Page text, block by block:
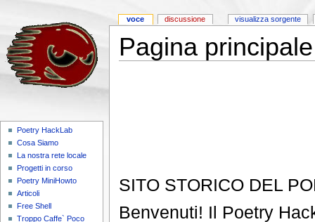
Pagina principale
SITO STORICO DEL
Benvenuti! Il Poetry
voce discussione visualizza sorgente
Poetry HackLab
Cosa Siamo
La nostra rete locale
Progetti in corso
Poetry MiniHowto
Articoli
Free Shell
Troppo Caffe` Poco